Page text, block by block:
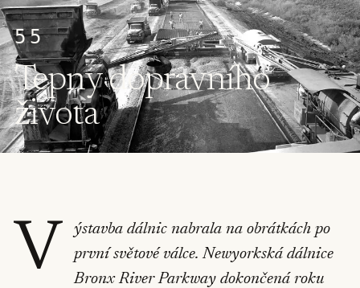
55
Tepny dopravního
života
V
ýstavba dálnic nabrala na obrátkách po
první světové válce. Newyorkská dálnice
Bronx River Parkway dokončená roku